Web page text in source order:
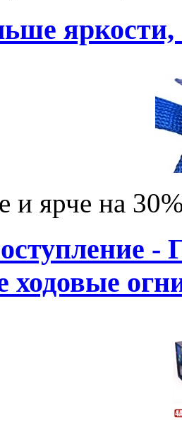
и ярче на
-
ходовые